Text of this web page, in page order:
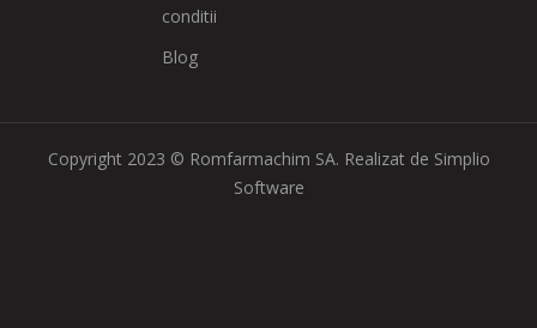
conditii
Blog
Copyright 2023 © Romfarmachim SA. Realizat de Simplio
Software